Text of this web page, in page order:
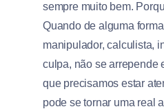
sempre muito bem.
Quando de alguma
manipulador, calculista,
culpa, não se arrepende
que precisamos estar
pode se tornar uma real